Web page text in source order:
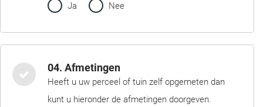
Ja Nee
04. Afmetingen
Heeft u uw perceel of tuin zelf opgemeten dan
kunt u hieronder de afmetingen doorgeven.